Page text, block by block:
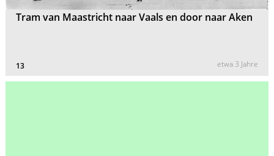
Tram van Maastricht naar Vaals en door naar Aken
13 etwa 3 Jahre